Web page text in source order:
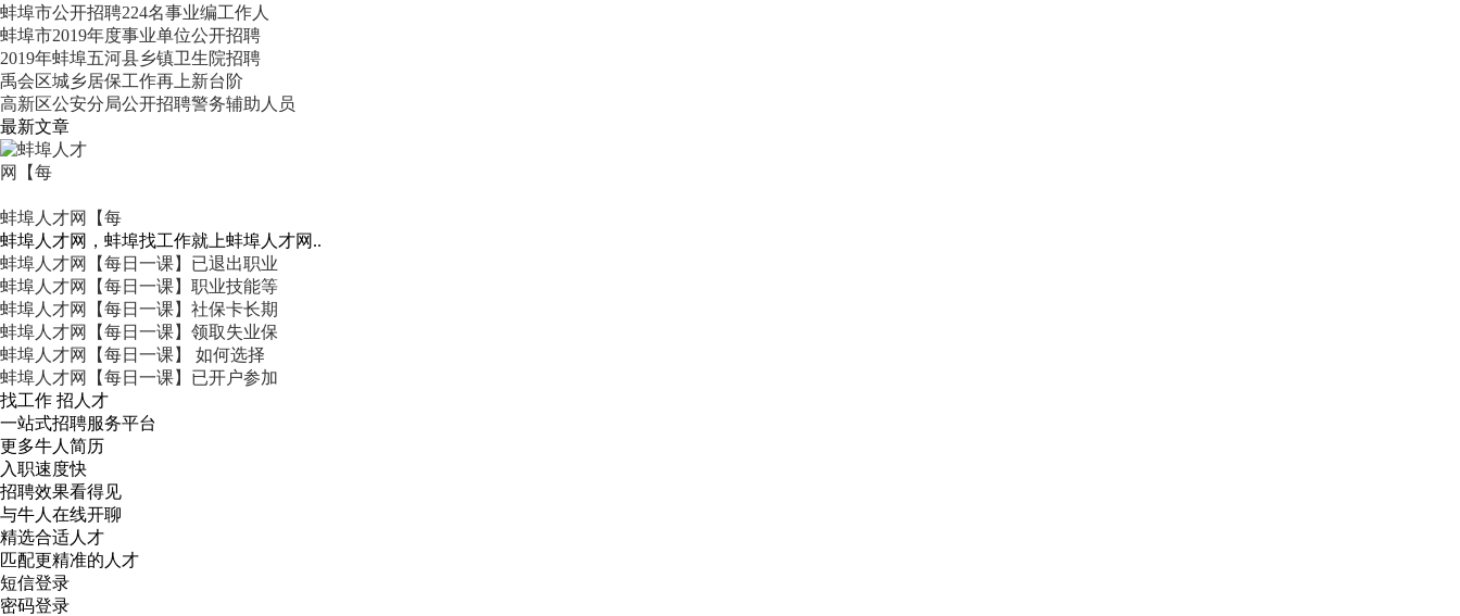
蚌埠市公开招聘224名事业编工作人
蚌埠市2019年度事业单位公开招聘
2019年蚌埠五河县乡镇卫生院招聘
禹会区城乡居保工作再上新台阶
高新区公安分局公开招聘警务辅助人员
最新文章
蚌埠人才网【每
蚌埠人才网，蚌埠找工作就上蚌埠人才网..
蚌埠人才网【每日一课】已退出职业
蚌埠人才网【每日一课】职业技能等
蚌埠人才网【每日一课】社保卡长期
蚌埠人才网【每日一课】领取失业保
蚌埠人才网【每日一课】 如何选择
蚌埠人才网【每日一课】已开户参加
找工作 招人才
一站式招聘服务平台
更多牛人简历
入职速度快
招聘效果看得见
与牛人在线开聊
精选合适人才
匹配更精准的人才
短信登录
密码登录